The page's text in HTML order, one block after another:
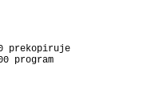
program